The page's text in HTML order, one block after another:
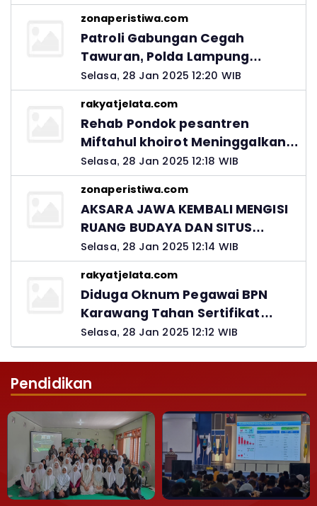
zonaperistiwa.com
Patroli Gabungan Cegah
Tawuran, Polda Lampung
Ingatkan Peran Orang Tua
Selasa, 28 Jan 2025 12:20 WIB
rakyatjelata.com
Rehab Pondok pesantren
Miftahul khoirot Meninggalkan
Hutang Ke Material, Mantan
Kadis PUPR Harus Bertanggung
Jawab
Selasa, 28 Jan 2025 12:18 WIB
zonaperistiwa.com
AKSARA JAWA KEMBALI MENGISI
RUANG BUDAYA DAN SITUS
LELUHUR NUSANTARA
Selasa, 28 Jan 2025 12:14 WIB
rakyatjelata.com
Diduga Oknum Pegawai BPN
Karawang Tahan Sertifikat
Pemohon PTSL
Selasa, 28 Jan 2025 12:12 WIB
Pendidikan